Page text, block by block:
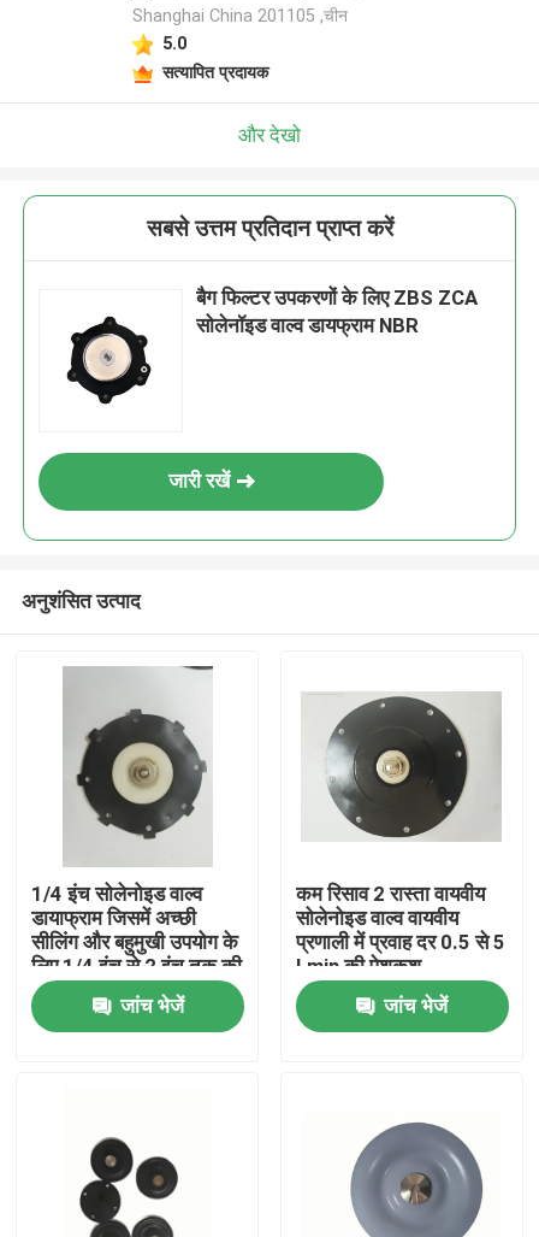
हमारे बारे में
Shanghai China 201105 ,चीन
5.0
सत्यापित प्रदायक
और देखो
सबसे उत्तम प्रतिदान प्राप्त करें
बैग फिल्टर उपकरणों के लिए ZBS ZCA
सोलेनॉइड वाल्व डायफ्राम NBR
जारी रखें
अनुशंसित उत्पाद
1/4 इंच सोलेनोइड वाल्व
डायाफ्राम जिसमें अच्छी
सीलिंग और बहुमुखी उपयोग के
लिए 1/4 इंच से 2 इंच तक की
विस्तृत कनेक्शन आकार सीमा
है
जांच भेजें
कम रिसाव 2 रास्ता वायवीय
सोलेनोइड वाल्व वायवीय
प्रणाली में प्रवाह दर 0.5 से 5
Lmin की पेशकश
जांच भेजें